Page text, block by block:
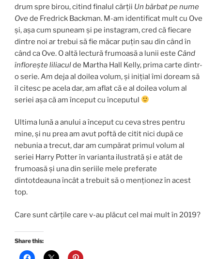
drum spre birou, citind finalul cărții Un bărbat pe nume
Ovede Fredrick Backman. M-am identificat mult cu Ove
și, așa cum spuneam și pe instagram, cred că fiecare
dintre noi ar trebui să fie măcar puțin sau din când în
când ca Ove. O altă lectură frumoasă a lunii este Când
înflorește liliaculde Martha Hall Kelly, prima carte dintr-
o serie. Am deja al doilea volum, și inițial îmi doream să
îl citesc pe acela dar, am aflat că e al doilea volum al
seriei așa că am început cu începutul
Ultima lună a anului a început cu ceva stres pentru
mine, și nu prea am avut poftă de citit nici după ce
nebunia a trecut, dar am cumpărat primul volum al
seriei Harry Potter în varianta ilustrată și e atât de
frumoasă și una din seriile mele preferate
dintotdeauna încât a trebuit să o menționez în acest
top.
Care sunt cărțile care v-au plăcut cel mai mult în 2019?
Share this: